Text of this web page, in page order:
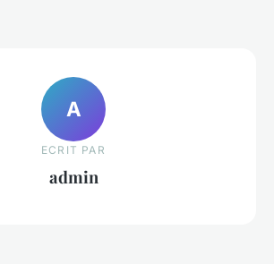
A
ECRIT PAR
admin